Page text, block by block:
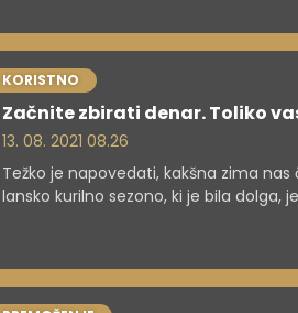
njihovi obiski pomembni tudi zaradi
praviloma tudi manjša poraba goriva.
KORISTNO
Začnite zbirati denar. Toliko
13. 08. 2021 08.26
Težko je napovedati, kakšna zima
lansko kurilno sezono, ki je bila
od energentov, saj imajo ti različne